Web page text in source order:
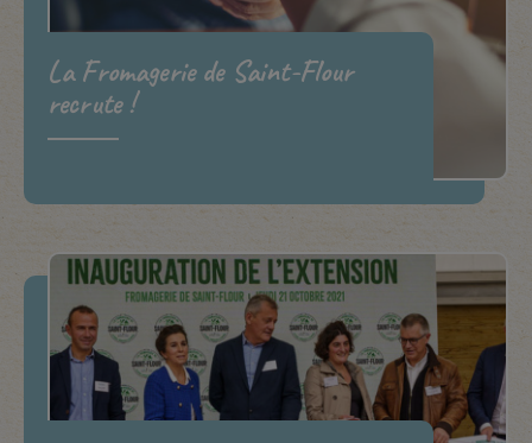
La Fromagerie de Saint-Flour
recrute !